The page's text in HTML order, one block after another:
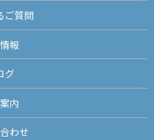
ご質問
報
グ
内
わせ